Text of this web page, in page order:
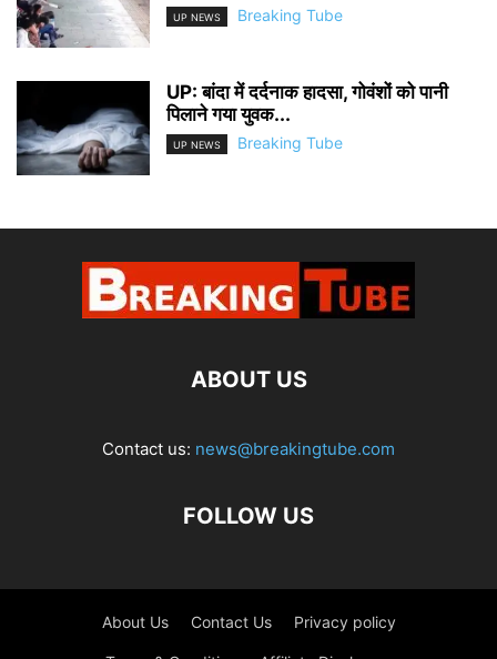
UP NEWS Breaking Tube
UP: बांदा में दर्दनाक हादसा, गोवंशों को पानी
पिलाने गया युवक...
UP NEWS Breaking Tube
ABOUT US
Contact us: news@breakingtube.com
FOLLOW US
About Us Contact Us Privacy policy